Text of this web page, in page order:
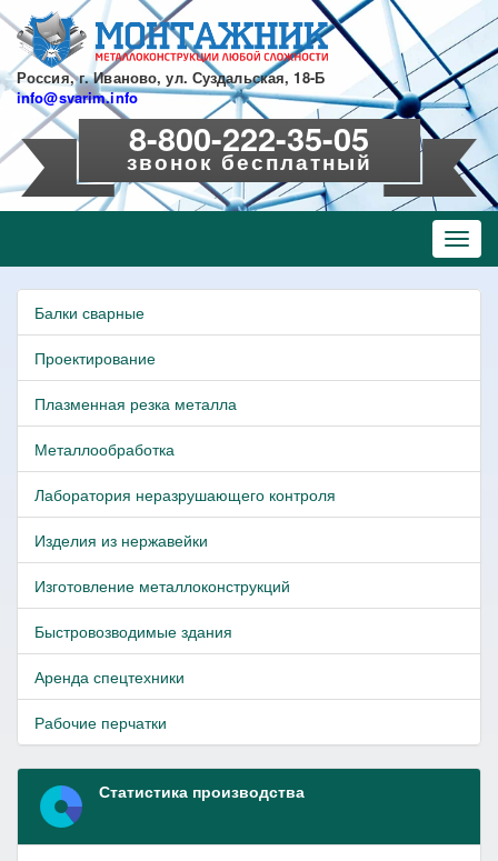
Перейти
основному
содержанию
Россия, г. Иваново, ул. Суздальская, 18-Б
info@svarim.info
8-800-222-35-05
звонок бесплатный
Балки сварные
Проектирование
Плазменная резка металла
Металлообработка
Лаборатория неразрушающего контроля
Изделия из нержавейки
Изготовление металлоконструкций
Быстровозводимые здания
Аренда спецтехники
Рабочие перчатки
Статистика производства